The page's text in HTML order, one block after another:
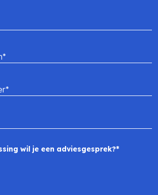
wil je een adviesgesprek?*